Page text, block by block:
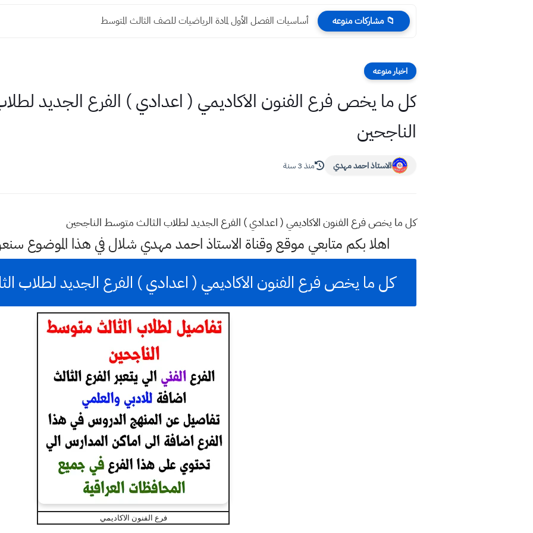
📁 مشاركات منوعه أساسيات الفصل الأول لمادة الرياضيات للصف الثالث المتوسط
اخبار منوعه
كل ما يخص فرع الفنون الاكاديمي ( اعدادي ) الفرع الجديد
الناجحين
الاستاذ احمد مهدي منذ 3 سنة
كل ما يخص فرع الفنون الاكاديمي ( اعدادي ) الفرع الجديد لطلاب الثالث متوسط الناجحين
اهلا بكم متابعي موقع وقناة الاستاذ احمد مهدي شلال في هذا الموضوع
كل ما يخص فرع الفنون الاكاديمي ( اعدادي ) الفرع الجديد لطلاب
فرع الفنون الاكاديمي